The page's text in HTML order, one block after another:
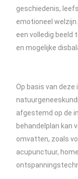
geschiedenis,
emotioneel
een volledig beeld
en mogelijke
Op basis van
afgestemd op de
behandelplan kan
omvatten, zoals
acupunctuur,